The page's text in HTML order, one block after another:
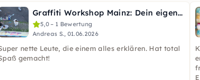
Graffiti Workshop Mainz: Dein eigenes Graffiti-Projekt
5,0 – 1 Bewertung
Andreas S., 01.06.2026
nette Leute, die einem alles erklären. Hat total
gemacht!